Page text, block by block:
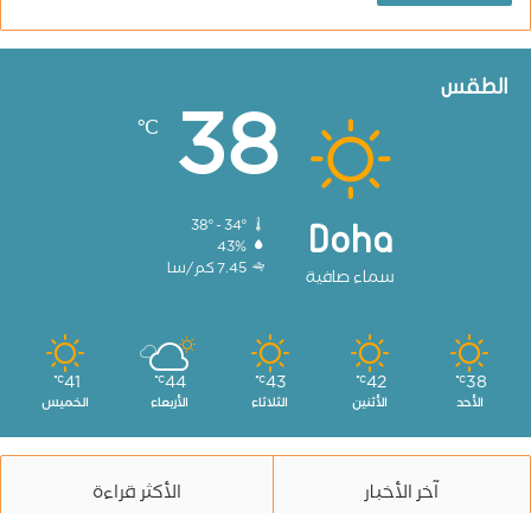
الطقس
Doha
سماء صافية
38
℃
43%
7.45 كم/سا
38
℃
الأحد
42
℃
الأثنين
43
℃
الثلاثاء
44
℃
الأربعاء
41
℃
الخميس
آخر الأخبار الأكثر قراءة